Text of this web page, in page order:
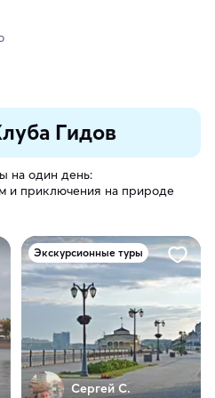
Гидов
на один день:
и приключения на природе
Экскурсионные туры
Сергей С.